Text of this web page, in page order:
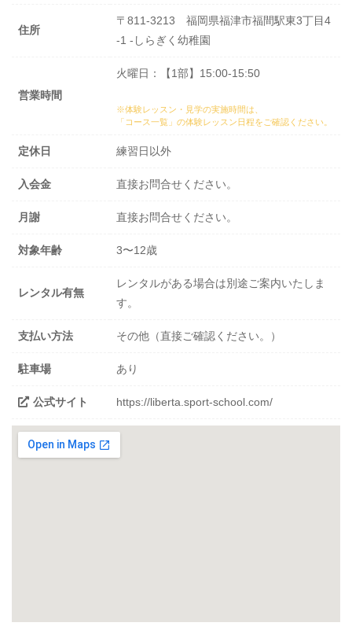
住所
〒811-3213 福岡県福津市福間駅東3丁目4
-1 -しらぎく幼稚園
営業時間
火曜日：【1部】15:00-15:50
※体験レッスン・見学の実施時間は、
「コース一覧」の体験レッスン日程をご確認ください。
定休日 練習日以外
入会金 直接お問合せください。
月謝 直接お問合せください。
対象年齢 3〜12歳
レンタル有無
レンタルがある場合は別途ご案内いたしま
す。
支払い方法 その他（直接ご確認ください。）
駐車場 あり
公式サイト https://liberta.sport-school.com/